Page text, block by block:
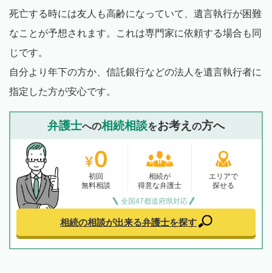
死亡する時には友人も高齢になっていて、遺言執行が困難
なことが予想されます。これは専門家に依頼する場合も同
じです。
自分より年下の方か、信託銀行などの法人を遺言執行者に
指定した方が安心です。
弁護士への相続相談をお考え の方へ
初回
無料相談
相続が
得意な弁護士
エリアで
探せる
全国47都道府県対応
相続の相談が出来る弁護士を探す